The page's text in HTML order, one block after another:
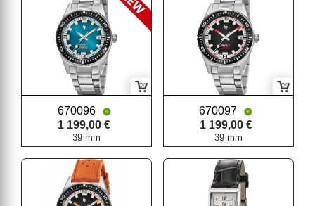
670096
1 199,00 €
39 mm
670097
1 199,00 €
39 mm